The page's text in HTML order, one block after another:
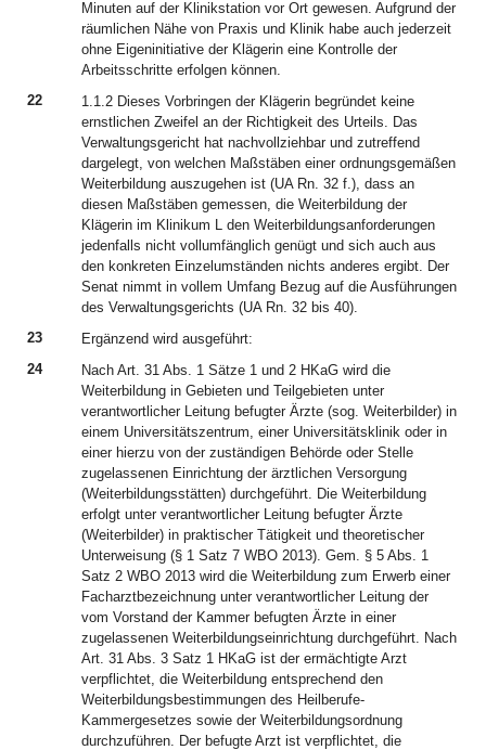
Minuten auf der Klinikstation vor Ort gewesen. Aufgrund der
räumlichen Nähe von Praxis und Klinik habe auch jederzeit
ohne Eigeninitiative der Klägerin eine Kontrolle der
Arbeitsschritte erfolgen können.
22
1.1.2 Dieses Vorbringen der Klägerin begründet keine
ernstlichen Zweifel an der Richtigkeit des Urteils. Das
Verwaltungsgericht hat nachvollziehbar und zutreffend
dargelegt, von welchen Maßstäben einer ordnungsgemäßen
Weiterbildung auszugehen ist (UA Rn. 32 f.), dass an
diesen Maßstäben gemessen, die Weiterbildung der
Klägerin im Klinikum L den Weiterbildungsanforderungen
jedenfalls nicht vollumfänglich genügt und sich auch aus
den konkreten Einzelumständen nichts anderes ergibt. Der
Senat nimmt in vollem Umfang Bezug auf die Ausführungen
des Verwaltungsgerichts (UA Rn. 32 bis 40).
23
Ergänzend wird ausgeführt:
24
Nach Art. 31 Abs. 1 Sätze 1 und 2 HKaG wird die
Weiterbildung in Gebieten und Teilgebieten unter
verantwortlicher Leitung befugter Ärzte (sog. Weiterbilder) in
einem Universitätszentrum, einer Universitätsklinik oder in
einer hierzu von der zuständigen Behörde oder Stelle
zugelassenen Einrichtung der ärztlichen Versorgung
(Weiterbildungsstätten) durchgeführt. Die Weiterbildung
erfolgt unter verantwortlicher Leitung befugter Ärzte
(Weiterbilder) in praktischer Tätigkeit und theoretischer
Unterweisung (§ 1 Satz 7 WBO 2013). Gem. § 5 Abs. 1
Satz 2 WBO 2013 wird die Weiterbildung zum Erwerb einer
Facharztbezeichnung unter verantwortlicher Leitung der
vom Vorstand der Kammer befugten Ärzte in einer
zugelassenen Weiterbildungseinrichtung durchgeführt. Nach
Art. 31 Abs. 3 Satz 1 HKaG ist der ermächtigte Arzt
verpflichtet, die Weiterbildung entsprechend den
Weiterbildungsbestimmungen des Heilberufe-
Kammergesetzes sowie der Weiterbildungsordnung
durchzuführen. Der befugte Arzt ist verpflichtet, die